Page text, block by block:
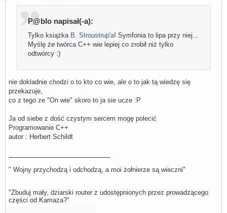
P@blo napisał(-a):
Tylko książka B. Stroustrup'a! Symfonia to lipa przy niej...
Myślę że twórca C++ wie lepiej co zrobił niż tylko
odtwórcy :)
nie dokladnie chodzi o to kto co wie, ale o to jak tą wiedzę się
przekazuje,
co z tego ze "On wie" skoro to ja sie ucze :P
Ja od siebe z dość czystym sercem mogę polecić
Programowanie C++
autor : Herbert Schildt
" Wojny przychodzą i odchodzą, a moi żołnierze są wieczni"
"Zbuduj mały, dziarski router z udostępnionych przez prowadzącego
części od Kamaza?"